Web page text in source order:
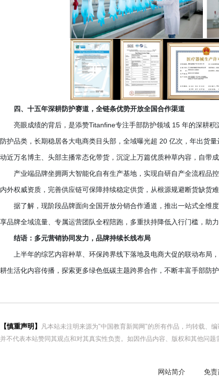
四、十五年深耕防护赛道，全链条优势开放全国合作渠道
亮眼成绩的背后，是添赞Titanfine专注手部防护领域 15 年的深耕
防护品类，长期稳居各大电商类目头部，全域曝光超 20 亿次，年出货
动近万名博主、头部主播常态化带货，沉淀上万篇优质种草内容，自带
产业端品牌坐拥两大智能化自有生产基地，实现自研自产全流程品
内外权威资质，完善供应链可保障持续稳定供货，从根源规避断货缺货
据了解，现阶段品牌面向全国开放分销合作通道，推出一站式全维
享品牌全域流量、专属运营团队全程陪跑，多重扶持降低入行门槛，助
结语：多元营销协同发力，品牌持续长线布局
上半年的综艺内容种草、环保跨界线下落地及电商大促的联动布局
耕生活化内容传播，探索更多绿色低碳主题跨界合作，不断丰富手部防
【慎重声明】
凡本站未注明来源为"中国教育新闻网"的所有作品，均转载、
并不代表本站赞同其观点和对其真实性负责。如因作品内容、版权和其他问
网站简介 免责